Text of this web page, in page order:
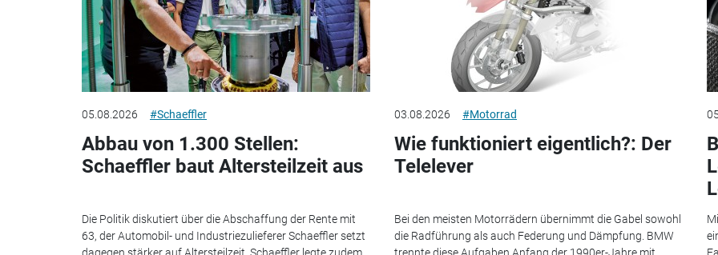
05.08.2026 #Schaeffler
Abbau von 1.300 Stellen:
Schaeffler baut Altersteilzeit aus
Die Politik diskutiert über die Abschaffung der Rente mit
63, der Automobil- und Industriezulieferer Schaeffler setzt
03.08.2026 #Motorrad
Wie funktioniert eigentlich?: Der
Telelever
Bei den meisten Motorrädern übernimmt die Gabel sowohl
die Radführung als auch Federung und Dämpfung. BMW